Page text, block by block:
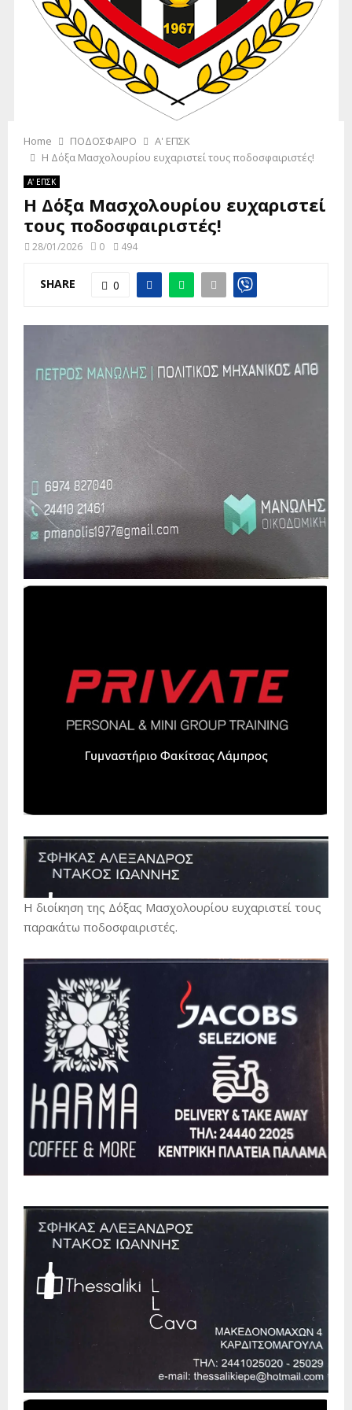
Home ΠΟΔΟΣΦΑΙΡΟ
Α' ΕΠΣΚ
Η Δόξα Μασχολουρίου ευχαριστεί τους ποδοσφαιριστές!
Α' ΕΠΣΚ
Η Δόξα Μασχολουρίου ευχαριστεί
τους ποδοσφαιριστές!
28/01/2026 0 494
SHARE 0
Η διοίκηση της Δόξας Μασχολουρίου ευχαριστεί τους
παρακάτω ποδοσφαιριστές.